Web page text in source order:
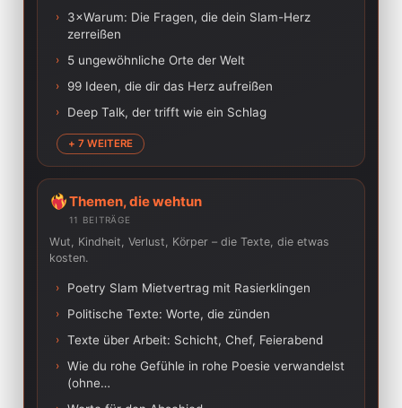
›
3×Warum: Die Fragen, die dein Slam-Herz
zerreißen
› 5 ungewöhnliche Orte der Welt
› 99 Ideen, die dir das Herz aufreißen
› Deep Talk, der trifft wie ein Schlag
+ 7 WEITERE
Themen, die wehtun
11 BEITRÄGE
Wut, Kindheit, Verlust, Körper – die Texte, die etwas
kosten.
› Poetry Slam Mietvertrag mit Rasierklingen
› Politische Texte: Worte, die zünden
› Texte über Arbeit: Schicht, Chef, Feierabend
› Wie du rohe Gefühle in rohe Poesie verwandelst
(ohne…